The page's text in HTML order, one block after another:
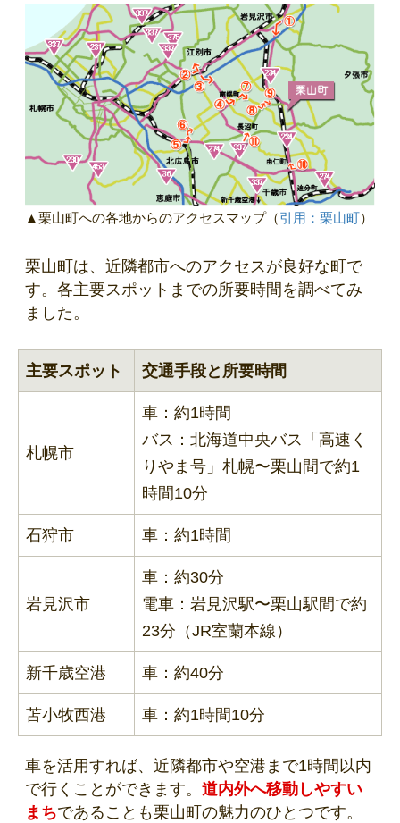
▲栗山町への各地からのアクセスマップ（引用：栗山町）
栗山町は、近隣都市へのアクセスが良好な町で
す。各主要スポットまでの所要時間を調べてみ
ました。
主要スポット 交通手段と所要時間
札幌市
車：約1時間
バス：北海道中央バス「高速く
りやま号」札幌〜栗山間で約1
時間10分
石狩市 車：約1時間
岩見沢市
車：約30分
電車：岩見沢駅〜栗山駅間で約
23分（JR室蘭本線）
新千歳空港 車：約40分
苫小牧西港 車：約1時間10分
車を活用すれば、近隣都市や空港まで1時間以内
で行くことができます。 道内外へ移動しやすい
まちであることも栗山町の魅力のひとつです。